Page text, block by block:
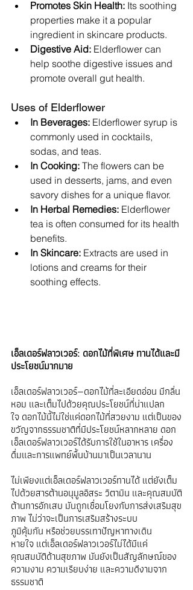
Promotes Skin Health: Its soothing
properties make it a popular
ingredient in skincare products.
Digestive Aid: Elderflower can
help soothe digestive issues and
promote overall gut health.
Uses of Elderflower
In Beverages: Elderflower syrup is
commonly used in cocktails,
sodas, and teas.
In Cooking: The flowers can be
used in desserts, jams, and even
savory dishes for a unique flavor.
In Herbal Remedies: Elderflower
tea is often consumed for its health
benefits.
In Skincare: Extracts are used in
lotions and creams for their
soothing effects.
เอ็ลเดอร์ฟลาวเวอร์: ดอกไม้ที่พิเศษ ทานได้และมี
ประโยชน์มากมาย
เอ็ลเดอร์ฟลาวเวอร์—ดอกไม้ที่ละเอียดอ่อน มีกลิ่น
หอม และเต็มไปด้วยคุณประโยชน์ที่น่าแปลก
ใจ ดอกไม้นี้ไม่ใช่แค่ดอกไม้ที่สวยงาม แต่เป็นของ
ขวัญจากธรรมชาติที่มีประโยชน์หลากหลาย ดอก
เอ็ลเดอร์ฟลาวเวอร์ได้รับการใช้ในอาหาร เครื่อง
ดื่มและการแพทย์พื้นบ้านมาเป็นเวลานาน
ไม่เพียงแต่เอ็ลเดอร์ฟลาวเวอร์ทานได้ แต่ยังเต็ม
ไปด้วยสารต้านอนุมูลอิสระ วิตามิน และคุณสมบัติ
ต้านการอักเสบ มันถูกเชื่อมโยงกับการส่งเสริมสุข
ภาพ ไม่ว่าจะเป็นการเสริมสร้างระบบ
ภูมิคุ้มกัน หรือช่วยบรรเทาปัญหาทางเดิน
หายใจ แต่เอ็ลเดอร์ฟลาวเวอร์ไม่ได้มีแค่
คุณสมบัติด้านสุขภาพ มันยังเป็นสัญลักษณ์ของ
ความงาม ความเรียบง่าย และความดีงามจาก
ธรรมชาติ